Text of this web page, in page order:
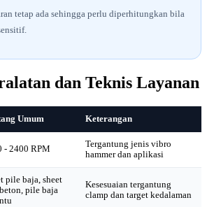
tetap ada sehingga perlu diperhitungkan bila
dan Teknis Layanan
Umum Keterangan
- 2400 RPM
Tergantung jenis vibro
hammer dan aplikasi
pile baja, sheet
pile baja
Kesesuaian tergantung
clamp dan target kedalaman